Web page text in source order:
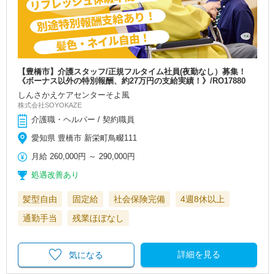
【豊橋市】介護スタッフ/正規フルタイム社員(夜勤なし）募集！
《ボーナス以外の特別報酬、約27万円の支給実績！》/RO17880
しんさかえケアセンターそよ風
株式会社SOYOKAZE
介護職・ヘルパー / 契約職員
愛知県 豊橋市 新栄町鳥畷111
月給 260,000円 ～290,000円
処遇改善あり
髪型自由 固定給 社会保険完備
4週8休以上
通勤手当
残業ほぼなし
詳細を見る
気になる